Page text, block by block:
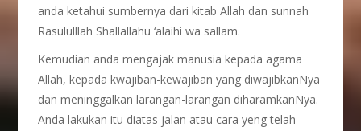
anda ketahui sumbernya dari kitab Allah dan sunnah
Rasululllah Shallallahu ‘alaihi wa sallam.
Kemudian anda mengajak manusia kepada agama
Allah, kepada kwajiban-kewajiban yang diwajibkanNya
dan meninggalkan larangan-larangan diharamkanNya.
Anda lakukan itu diatas jalan atau cara yeng telah